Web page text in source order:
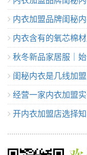
内衣加盟品牌闺秘
内衣含有的氧芯棉
解说
秋冬新品家居服｜
闺秘内衣是几线加
吗？
经营一家内衣加盟
倍开内衣加盟店选择
支持